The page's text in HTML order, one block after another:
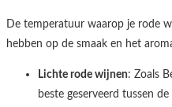
De temperatuur waarop je rode
hebben op de smaak en het
Lichte rode wijnen: Zoals
beste geserveerd tussen